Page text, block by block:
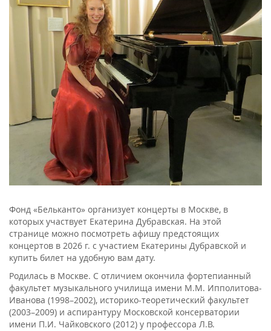
Фонд «Бельканто» организует концерты в Москве, в
которых участвует Екатерина Дубравская. На этой
странице можно посмотреть афишу предстоящих
концертов в 2026 г. с участием Екатерины Дубравской и
купить билет на удобную вам дату.
Родилась в Москве. С отличием окончила фортепианный
факультет музыкального училища имени М.М. Ипполитова-
Иванова (1998–2002), историко-теоретический факультет
(2003–2009) и аспирантуру Московской консерватории
имени П.И. Чайковского (2012) у профессора Л.В.